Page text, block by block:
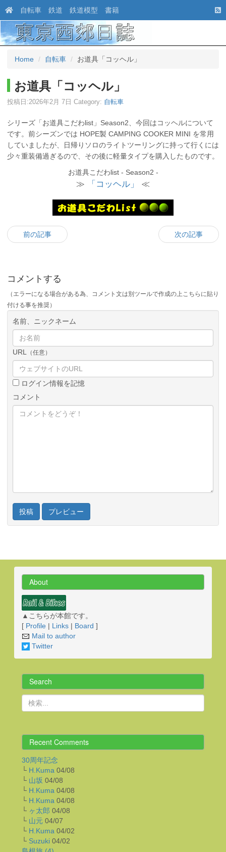
自転車 鉄道 鉄道模型 書籍
Home 自転車 お道具「コッヘル」
お道具「コッヘル」
投稿日:2026年2月 7日 Category: 自転車
シリーズ「お道具こだわlist」Season2、今回はコッヘルについて
です。前シーズンでは HOPE製 CAMPING COOKER MINI を常用
していましたが、日帰りソロのライトツーリングに持って行くには
少々重装備過ぎるので、その後に軽量タイプを購入したものです。
お道具こだわlist - Season2 -
≫ 「コッヘル」 ≪
前の記事 次の記事
コメントする
（エラーになる場合がある為、コメント文は別ツールで作成の上こちらに貼り
付ける事を推奨）
名前、ニックネーム
URL （任意）
ログイン情報を記憶
コメント
About
▲こちらが本館です。
[ Profile | Links | Board ]
Mail to author
Twitter
Search
Recent Comments
30周年記念
└ H.Kuma 04/08
└ 山坂 04/08
└ H.Kuma 04/08
└ H.Kuma 04/08
└ ヶ太郎 04/08
└ 山元 04/07
└ H.Kuma 04/02
└ Suzuki 04/02